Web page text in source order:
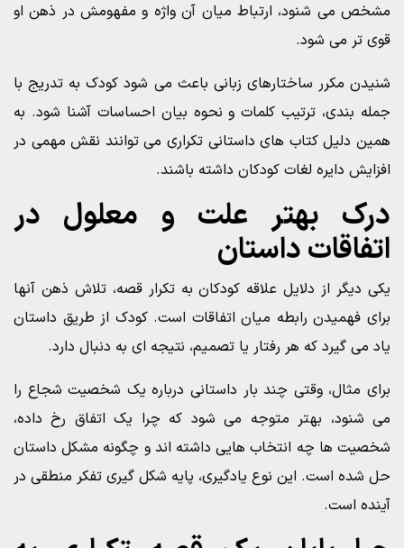
مشخص می شنود، ارتباط میان آن واژه و مفهومش در ذهن او
قوی تر می شود.
شنیدن مکرر ساختارهای زبانی باعث می شود کودک به تدریج با
جمله بندی، ترتیب کلمات و نحوه بیان احساسات آشنا شود. به
همین دلیل کتاب های داستانی تکراری می توانند نقش مهمی در
افزایش دایره لغات کودکان داشته باشند.
درک بهتر علت و معلول در
اتفاقات داستان
یکی دیگر از دلایل علاقه کودکان به تکرار قصه، تلاش ذهن آنها
برای فهمیدن رابطه میان اتفاقات است. کودک از طریق داستان
یاد می گیرد که هر رفتار یا تصمیم، نتیجه ای به دنبال دارد.
برای مثال، وقتی چند بار داستانی درباره یک شخصیت شجاع را
می شنود، بهتر متوجه می شود که چرا یک اتفاق رخ داده،
شخصیت ها چه انتخاب هایی داشته اند و چگونه مشکل داستان
حل شده است. این نوع یادگیری، پایه شکل گیری تفکر منطقی در
آینده است.